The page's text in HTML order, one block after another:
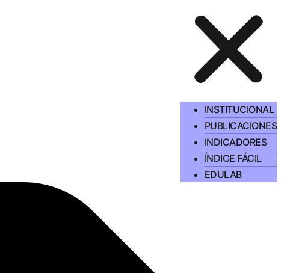
INSTITUCIONAL
PUBLICACIONES
INDICADORES
ÍNDICE FÁCIL
EDULAB